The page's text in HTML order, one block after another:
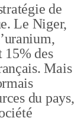
de
Le Niger,
15% des
Mais
du pays,